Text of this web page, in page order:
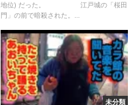
地位) だった。 江戸城の「桜田
門」の前で暗殺された。...
未分類